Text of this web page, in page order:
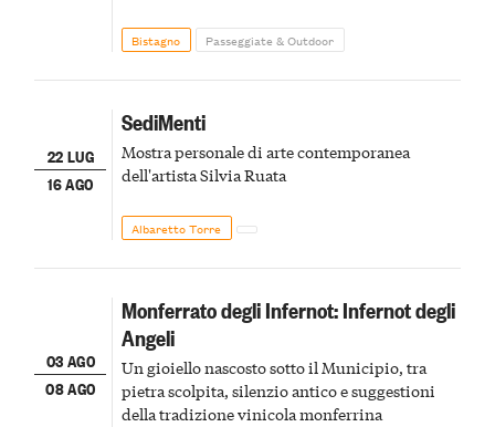
Bistagno Passeggiate & Outdoor
22 LUG
16 AGO
SediMenti
Mostra personale di arte contemporanea
dell'artista Silvia Ruata
Albaretto Torre
03 AGO
08 AGO
Monferrato degli Infernot: Infernot degli
Angeli
Un gioiello nascosto sotto il Municipio, tra
pietra scolpita, silenzio antico e suggestioni
della tradizione vinicola monferrina